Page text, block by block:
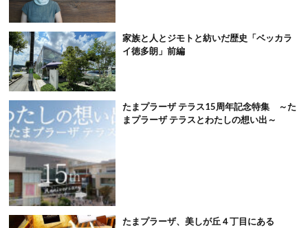
家族と人とジモトと紡いだ歴史「ベッカラ
イ徳多朗」前編
たまプラーザ テラス15周年記念特集 ～た
まプラーザ テラスとわたしの想い出～
たまプラーザ、美しが丘４丁目にある